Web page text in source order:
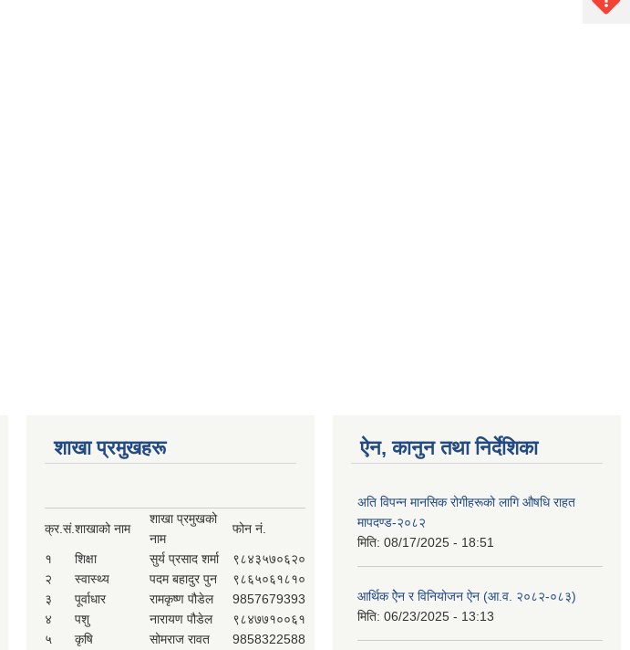
शाखा प्रमुखहरू
क्र.सं.शाखाको नाम
शाखा प्रमुखको
नाम
फोन नं.
१ शिक्षा सुर्य प्रसाद शर्मा
९८४३५७०६२०
२
स्वास्थ्य पदम बहादुर पुन
९८६५०६१८१०
३
पूर्वाधार रामकृष्ण पौडेल
9857679393
४
पशु नारायण पौडेल
९८४७७१००६१
५
कृषि सोमराज रावत
9858322588
ऐन, कानुन तथा निर्देशिका
अति विपन्न मानसिक रोगीहरूको लागि औषधि राहत
मापदण्ड-२०८२
मिति: 08/17/2025 - 18:51
आर्थिक ऐेन र विनियोजन ऐन (आ.व. २०८२-०८‍३)
मिति: 06/23/2025 - 13:13